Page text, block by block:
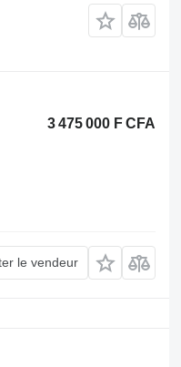
3 475 000 F CFA
le vendeur